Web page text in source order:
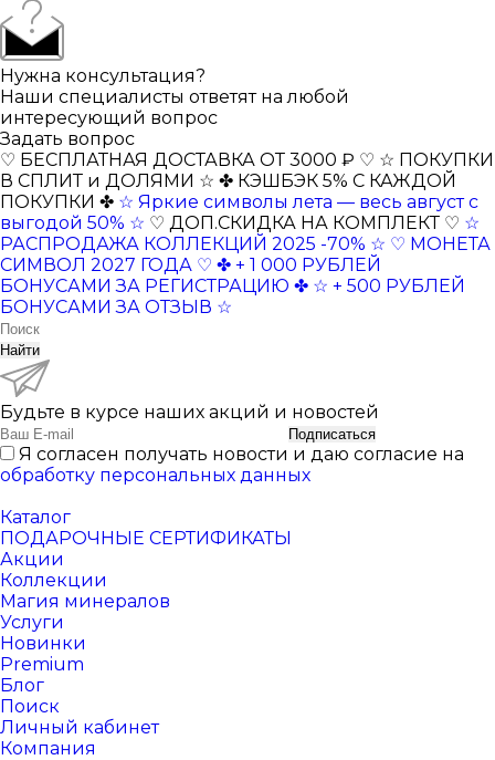
Нужна консультация?
Наши специалисты ответят на любой
интересующий вопрос
Задать вопрос
♡ БЕСПЛАТНАЯ ДОСТАВКА ОТ 3000 ₽ ♡ ☆ ПОКУПКИ
В СПЛИТ и ДОЛЯМИ ☆ ✤ КЭШБЭК 5% С КАЖДОЙ
ПОКУПКИ ✤ ☆ Яркие символы лета — весь август с
выгодой 50% ☆ ♡ ДОП.СКИДКА НА КОМПЛЕКТ ♡ ☆
РАСПРОДАЖА КОЛЛЕКЦИЙ 2025 -70% ☆ ♡ МОНЕТА
СИМВОЛ 2027 ГОДА ♡ ✤ + 1 000 РУБЛЕЙ
БОНУСАМИ ЗА РЕГИСТРАЦИЮ ✤ ☆ + 500 РУБЛЕЙ
БОНУСАМИ ЗА ОТЗЫВ ☆
Найти
Будьте в курсе наших акций и новостей
Подписаться
Я согласен получать новости и даю согласие на
обработку персональных данных
Каталог
ПОДАРОЧНЫЕ СЕРТИФИКАТЫ
Акции
Коллекции
Магия минералов
Услуги
Новинки
Premium
Блог
Поиск
Личный кабинет
Компания